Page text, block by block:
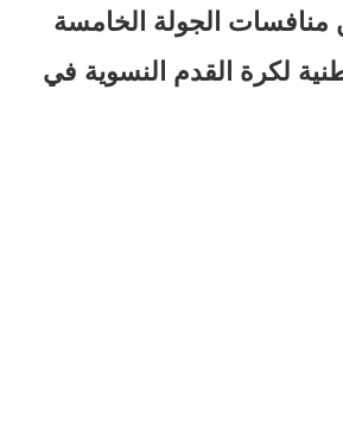
الجولة الخامسة
لكرة القدم النسوية في